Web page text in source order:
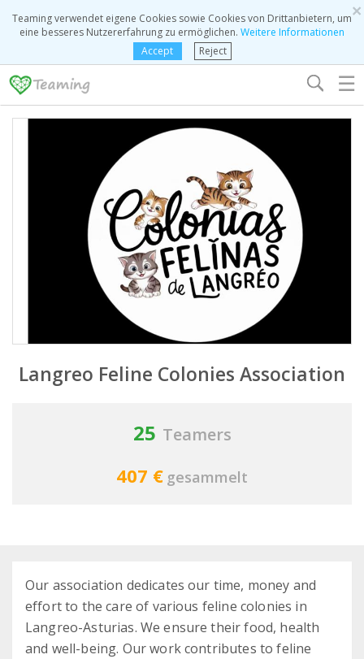
×
Teaming verwendet eigene Cookies sowie Cookies von Drittanbietern, um
eine besseres Nutzererfahrung zu ermöglichen. Weitere Informationen
Accept
Reject
☰
Langreo Feline Colonies Association
25 Teamers
407 € gesammelt
Our association dedicates our time, money and
effort to the care of various feline colonies in
Langreo-Asturias. We ensure their food, health
and well-being. Our work contributes to feline